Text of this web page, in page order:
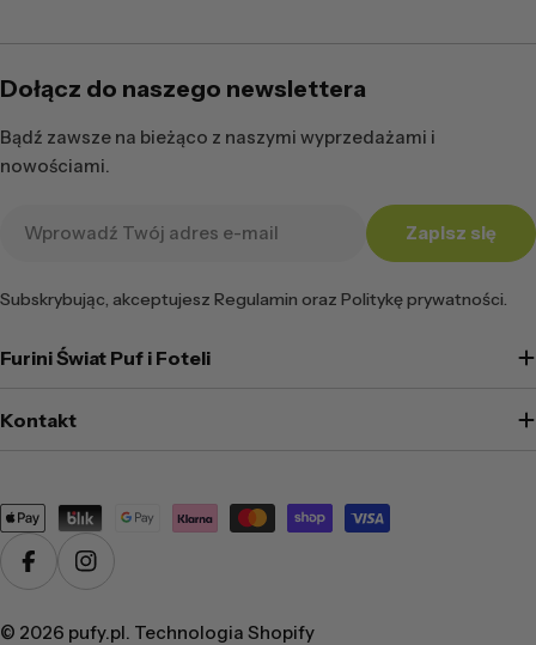
Dołącz do naszego newslettera
Bądź zawsze na bieżąco z naszymi wyprzedażami i
nowościami.
Zapisz się
Subskrybując, akceptujesz Regulamin oraz Politykę prywatności.
Furini Świat Puf i Foteli
Kontakt
Metody
płatności
FacebookInstagram
© 2026 pufy.pl. Technologia Shopify